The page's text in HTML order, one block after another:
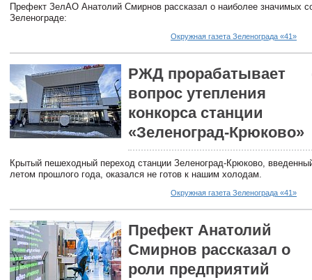
Префект ЗелАО Анатолий Смирнов рассказал о наиболее значимых
Зеленограде:
Окружная газета Зеленограда «41»
РЖД прорабатывает
вопрос утепления
конкорса станции
«Зеленоград-Крюково»
Крытый пешеходный переход станции Зеленоград-Крюково,
летом прошлого года, оказался не готов к нашим холодам.
Окружная газета Зеленограда «41»
Префект Анатолий
Смирнов рассказал о
роли предприятий